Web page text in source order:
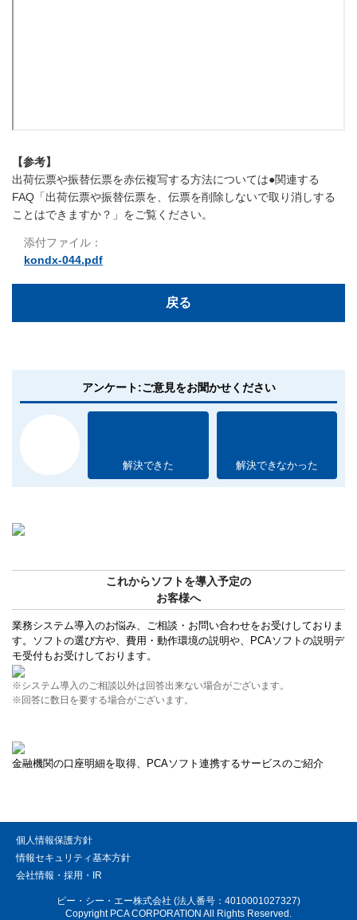
【参考】
出荷伝票や振替伝票を赤伝複写する方法については●関連する
FAQ「出荷伝票や振替伝票を、伝票を削除しないで取り消しする
ことはできますか？」をご覧ください。
添付ファイル：
kondx-044.pdf
戻る
アンケート:ご意見をお聞かせください
解決できた 解決できなかった
これからソフトを導入予定の
お客様へ
業務システム導入のお悩み、ご相談・お問い合わせをお受けしておりま
す。ソフトの選び方や、費用・動作環境の説明や、PCAソフトの説明デ
モ受付もお受けしております。
※システム導入のご相談以外は回答出来ない場合がございます。
※回答に数日を要する場合がございます。
金融機関の口座明細を取得、PCAソフト連携するサービスのご紹介
個人情報保護方針
情報セキュリティ基本方針
会社情報・採用・IR
ピー・シー・エー株式会社 (法人番号：4010001027327)
Copyright PCA CORPORATION All Rights Reserved.